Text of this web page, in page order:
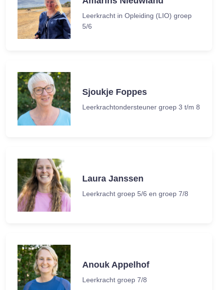
Leerkracht in Opleiding (LIO) groep
5/6
Sjoukje Foppes
Leerkrachtondersteuner groep 3 t/m 8
Laura Janssen
Leerkracht groep 5/6 en groep 7/8
Anouk Appelhof
Leerkracht groep 7/8